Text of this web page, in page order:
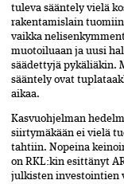
tuleva sääntely vielä
rakentamislain
vaikka­
muotoiluaan ja uusi
säädettyjä pykäliäkin.
sääntely ovat
aikaa.
Kasvuohjelman
siirtymäkään ei vielä­
tahtiin. Nopeina­
on RKL:kin esittänyt
julkisten